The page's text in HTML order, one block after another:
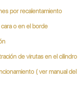
por recalentamiento
cara o en el borde
de virutas en el cilindro
( ver manual